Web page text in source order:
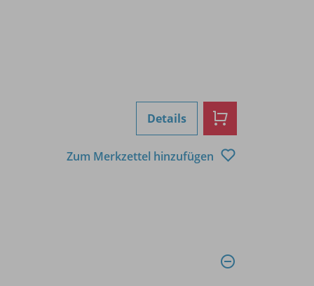
Details
Zum Merkzettel hinzufügen